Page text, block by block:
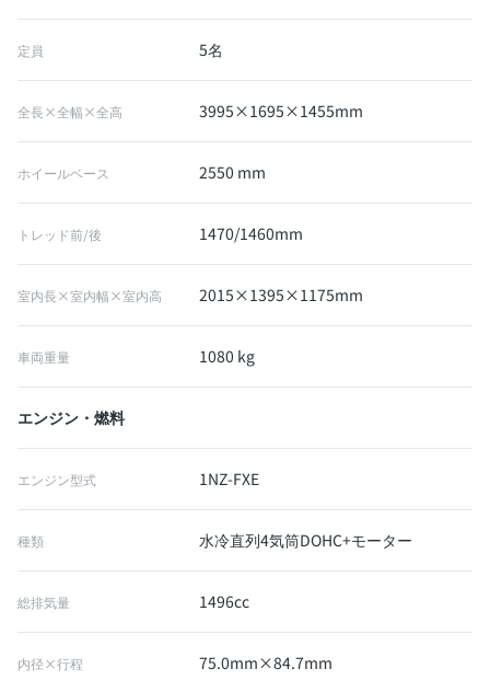
定員 5名
全長×全幅×全高 3995×1695×1455mm
ホイールベース 2550 mm
トレッド前/後 1470/1460mm
室内長×室内幅×室内高 2015×1395×1175mm
車両重量 1080 kg
エンジン・燃料
エンジン型式 1NZ-FXE
種類 水冷直列4気筒DOHC+モーター
総排気量 1496cc
内径×行程 75.0mm×84.7mm